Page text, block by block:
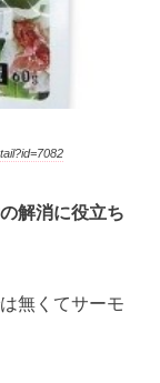
解消に役立ち
無くてサーモ